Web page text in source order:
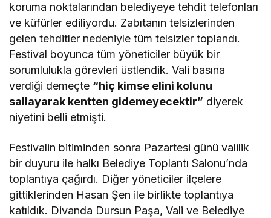
koruma noktalarından belediyeye tehdit telefonları
ve küfürler ediliyordu. Zabıtanın telsizlerinden
gelen tehditler nedeniyle tüm telsizler toplandı.
Festival boyunca tüm yöneticiler büyük bir
sorumlulukla görevleri üstlendik. Vali basına
verdiği demeçte “hiç kimse elini kolunu
sallayarak kentten gidemeyecektir” diyerek
niyetini belli etmişti.
Festivalin bitiminden sonra Pazartesi günü valilik
bir duyuru ile halkı Belediye Toplantı Salonu’nda
toplantıya çağırdı. Diğer yöneticiler ilçelere
gittiklerinden Hasan Şen ile birlikte toplantıya
katıldık. Divanda Dursun Paşa, Vali ve Belediye